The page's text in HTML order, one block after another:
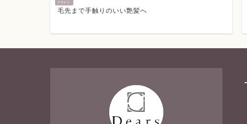
毛先まで手触りのいい艶髪へ